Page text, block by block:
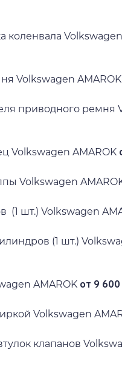
коленвала
Volkswagen AMAROK
приводного ремня
Volkswagen AMAROK
Volkswagen
(1 шт.) Volkswagen
(1 шт.)
AMAROK от 9 600
Volkswagen
клапанов